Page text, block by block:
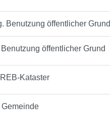
Benutzung öffentlicher Grund
öffentlicher Grund
Kataster